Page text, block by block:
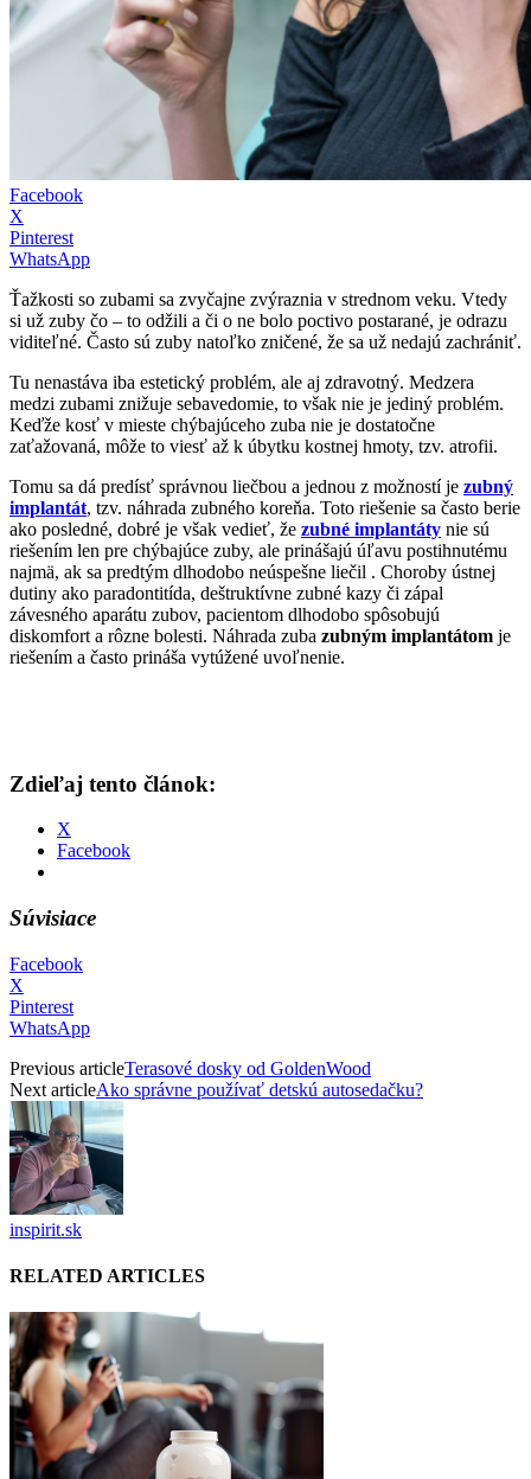
Facebook
X
Pinterest
WhatsApp
Ťažkosti so zubami sa zvyčajne zvýraznia v strednom veku. Vtedy
si už zuby čo – to odžili a či o ne bolo poctivo postarané, je odrazu
viditeľné. Často sú zuby natoľko zničené, že sa už nedajú zachrániť.
Tu nenastáva iba estetický problém, ale aj zdravotný. Medzera
medzi zubami znižuje sebavedomie, to však nie je jediný problém.
Keďže kosť v mieste chýbajúceho zuba nie je dostatočne
zaťažovaná, môže to viesť až k úbytku kostnej hmoty, tzv. atrofii.
Tomu sa dá predísť správnou liečbou a jednou z možností je zubný
implantát, tzv. náhrada zubného koreňa. Toto riešenie sa často berie
ako posledné, dobré je však vedieť, že zubné implantáty nie sú
riešením len pre chýbajúce zuby, ale prinášajú úľavu postihnutému
najmä, ak sa predtým dlhodobo neúspešne liečil . Choroby ústnej
dutiny ako paradontitída, deštruktívne zubné kazy či zápal
závesného aparátu zubov, pacientom dlhodobo spôsobujú
diskomfort a rôzne bolesti. Náhrada zuba zubným implantátom je
riešením a často prináša vytúžené uvoľnenie.
Zdieľaj tento článok:
X
Facebook
Súvisiace
Facebook
X
Pinterest
WhatsApp
Previous articleTerasové dosky od GoldenWood
Next articleAko správne používať detskú autosedačku?
inspirit.sk
RELATED ARTICLES